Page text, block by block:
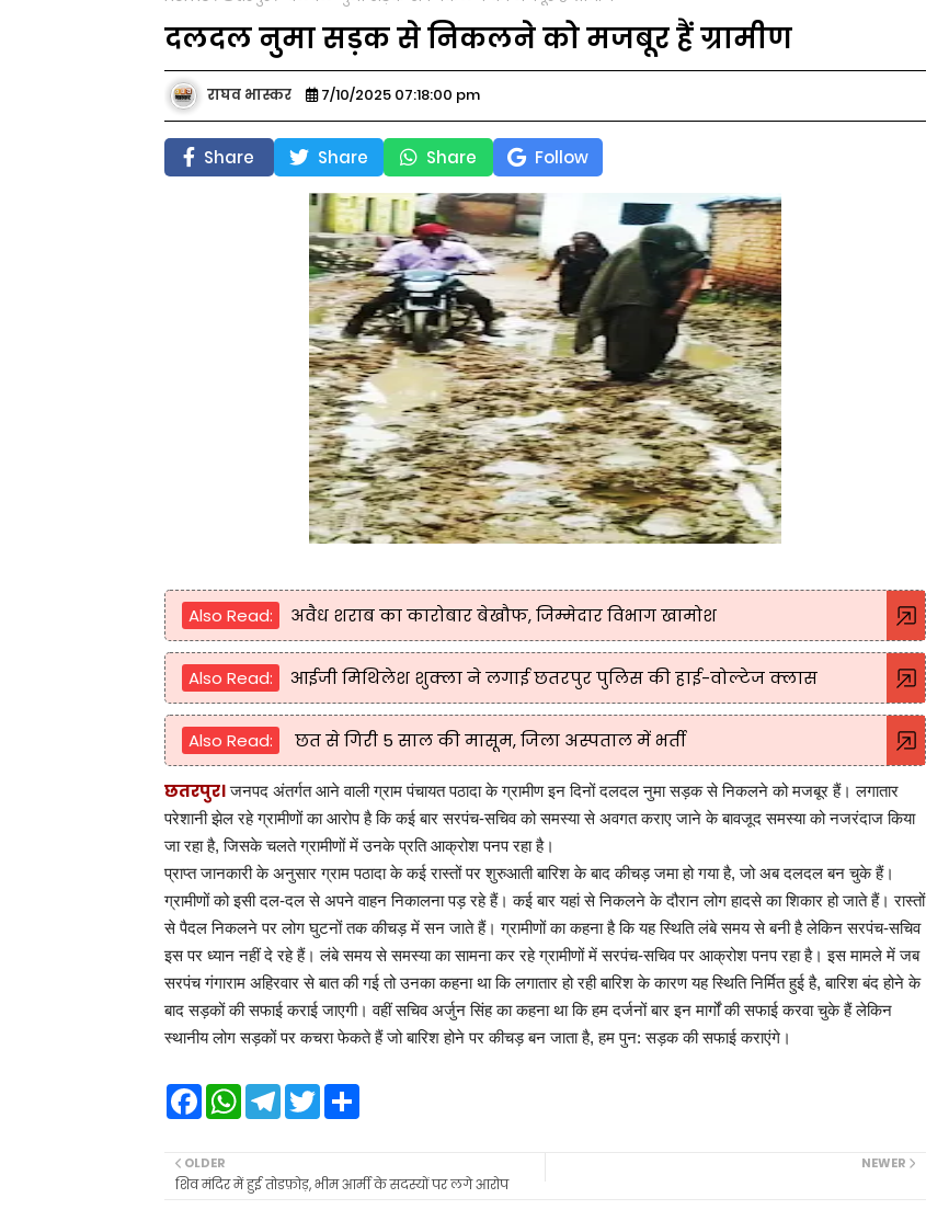
दलदल नुमा सड़क से निकलने को मजबूर हैं ग्रामीण
राघव भास्कर 7/10/2025 07:18:00 pm
Share Share Share Follow
Also Read: अवैध शराब का कारोबार बेखौफ, जिम्मेदार विभाग खामोश
Also Read: आईजी मिथिलेश शुक्ला ने लगाई छतरपुर पुलिस की हाई-वोल्टेज क्लास
Also Read: छत से गिरी 5 साल की मासूम, जिला अस्पताल में भर्ती
छतरपुर।जनपद अंतर्गत आने वाली ग्राम पंचायत पठादा के ग्रामीण इन दिनों दलदल नुमा सड़क से निकलने को मजबूर हैं। लगातार
परेशानी झेल रहे ग्रामीणों का आरोप है कि कई बार सरपंच-सचिव को समस्या से अवगत कराए जाने के बावजूद समस्या को नजरंदाज किया
जा रहा है, जिसके चलते ग्रामीणों में उनके प्रति आक्रोश पनप रहा है।
प्राप्त जानकारी के अनुसार ग्राम पठादा के कई रास्तों पर शुरुआती बारिश के बाद कीचड़ जमा हो गया है, जो अब दलदल बन चुके हैं।
ग्रामीणों को इसी दल-दल से अपने वाहन निकालना पड़ रहे हैं। कई बार यहां से निकलने के दौरान लोग हादसे का शिकार हो जाते हैं। रास्तों
से पैदल निकलने पर लोग घुटनों तक कीचड़ में सन जाते हैं। ग्रामीणों का कहना है कि यह स्थिति लंबे समय से बनी है लेकिन सरपंच-सचिव
इस पर ध्यान नहीं दे रहे हैं। लंबे समय से समस्या का सामना कर रहे ग्रामीणों में सरपंच-सचिव पर आक्रोश पनप रहा है। इस मामले में जब
सरपंच गंगाराम अहिरवार से बात की गई तो उनका कहना था कि लगातार हो रही बारिश के कारण यह स्थिति निर्मित हुई है, बारिश बंद होने के
बाद सड़कों की सफाई कराई जाएगी। वहीं सचिव अर्जुन सिंह का कहना था कि हम दर्जनों बार इन मार्गों की सफाई करवा चुके हैं लेकिन
स्थानीय लोग सड़कों पर कचरा फेकते हैं जो बारिश होने पर कीचड़ बन जाता है, हम पुन: सड़क की सफाई कराएंगे।
F
a
b
o
W
A
p
T
e
r
T
e
S
NEWER
OLDER
शिव मंदिर में हुई तोडफ़ोड़, भीम आर्मी के सदस्यों पर लगे आरोप